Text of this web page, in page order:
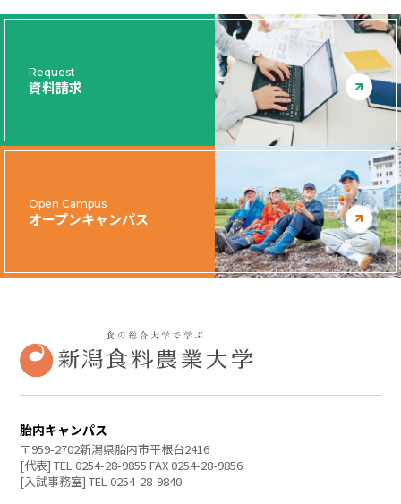
Request
資料請求
Open Campus
オープンキャンパス
胎内キャンパス
〒959-2702新潟県胎内市平根台2416
[代表] TEL 0254-28-9855 FAX 0254-28-9856
[入試事務室] TEL 0254-28-9840